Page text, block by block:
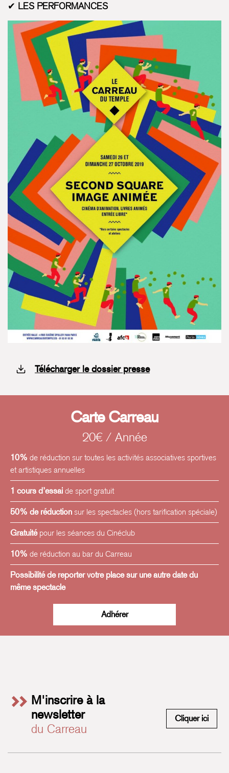
✔ LES PERFORMANCES
Télécharger le dossier presse
Carte Carreau
20€ / Année
10% de réduction sur toutes les activités associatives sportives
et artistiques annuelles
1 cours d’essai de sport gratuit
50% de réduction sur les spectacles (hors tarification spéciale)
Gratuitépour les séances du Cinéclub
10% de réduction au bar du Carreau
Possibilité de reporter votre place sur une autre date du
même spectacle
Adhérer
M'inscrire à la
newsletter
du Carreau
Cliquer ici